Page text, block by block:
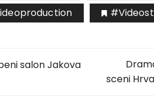
salon Jakova
sceni